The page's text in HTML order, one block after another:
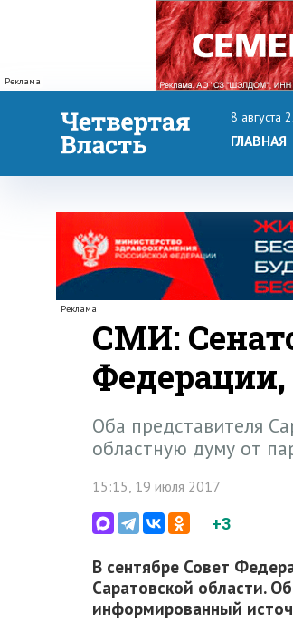
Реклама
8 августа
ГЛАВНАЯ
Реклама
СМИ:
Федерации,
Оба представителя
областную думу от
15:15, 19 июля 2017
+3
В сентябре Совет
Саратовской области.
информированный